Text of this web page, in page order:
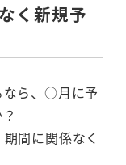
く新規予
なら、○月に予
間に関係なく